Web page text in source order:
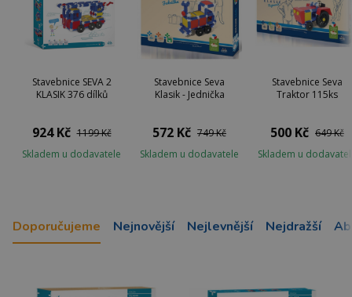
Stavebnice SEVA 2
KLASIK 376 dílků
924 Kč 1199 Kč
Skladem u dodavatele
Stavebnice Seva
Klasik - Jednička
572 Kč 749 Kč
Skladem u dodavatele
Stavebnice Seva
Traktor 115ks
500 Kč 649 Kč
Skladem u
Doporučujeme Nejnovější Nejlevnější Nejdražší